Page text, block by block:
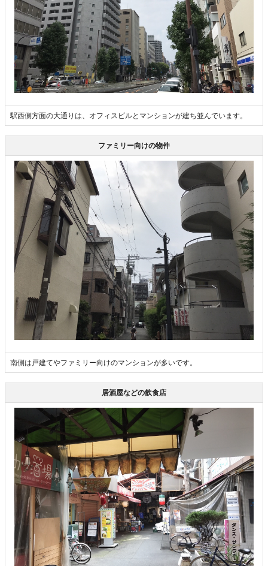
駅西側方面の大通りは、オフィスビルとマンションが建ち並んでいます。
ファミリー向けの物件
南側は戸建てやファミリー向けのマンションが多いです。
居酒屋などの飲食店